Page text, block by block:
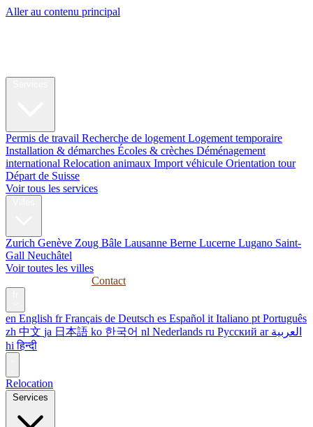
Aller au contenu principal
Permis de travail Recherche de logement Logement temporaire
Installation & démarches Écoles & crèches Déménagement
international Relocation animaux Import véhicule Orientation tour
Départ de Suisse
Voir tous les services
Zurich Genève Zoug Bâle Lausanne Berne Lucerne Lugano Saint-
Gall Neuchâtel
Voir toutes les villes
Contact
en English fr Français de Deutsch es Español it Italiano pt Português
zh 中文 ja 日本語 ko 한국어 nl Nederlands ru Русский ar العربية
hi हिन्दी
Relocation
Services